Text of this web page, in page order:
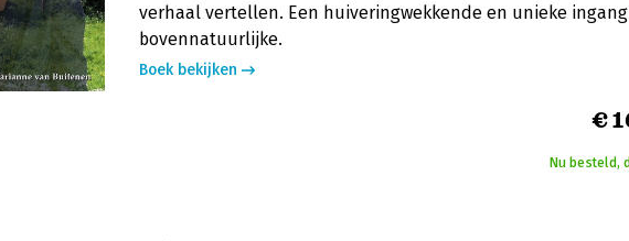
verhaal vertellen. Een huiveringwekkende en unieke
bovennatuurlijke.
Boek bekijken
€
Nu besteld,